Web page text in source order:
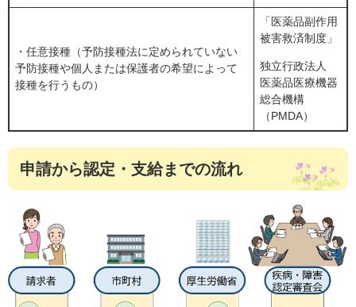
・任意接種（予防接種法に定められていない
予防接種や個人または保護者の希望によって
接種を行うもの）
「医薬品副作用
被害救済制度」
独立行政法人
医薬品医療機器
総合機構
（PMDA）
申請から認定・支給までの流れ